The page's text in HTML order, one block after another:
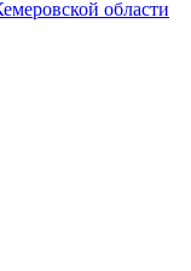
области